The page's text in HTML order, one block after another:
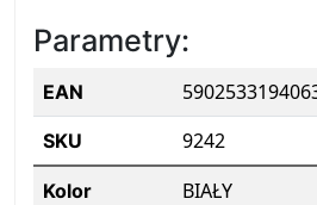
Parametry:
EAN
SKU 9242
Kolor BIAŁY